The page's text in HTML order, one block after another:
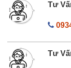
Tư
Tư